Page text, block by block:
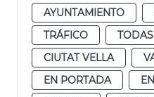
AYUNTAMIENTO
TRÁFICO
CIUTAT VELLA
EN PORTADA